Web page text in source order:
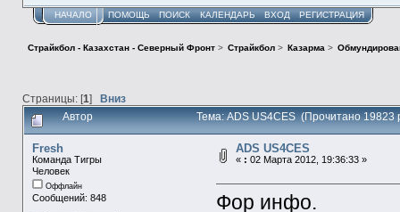
НАЧАЛО ПОМОЩЬ ПОИСК КАЛЕНДАРЬ ВХОД РЕГИСТРАЦИЯ
Страйкбол - Казахстан - Северный Фронт> Страйкбол > Казарма >
Страницы: [1] Вниз
Автор Тема: ADS US4CES (Прочитано 19823
Fresh
Команда Тигры
Человек
Оффлайн
Сообщений: 848
ADS US4CES
« : 02 Марта 2012, 19:36:33 »
Фор инфо.